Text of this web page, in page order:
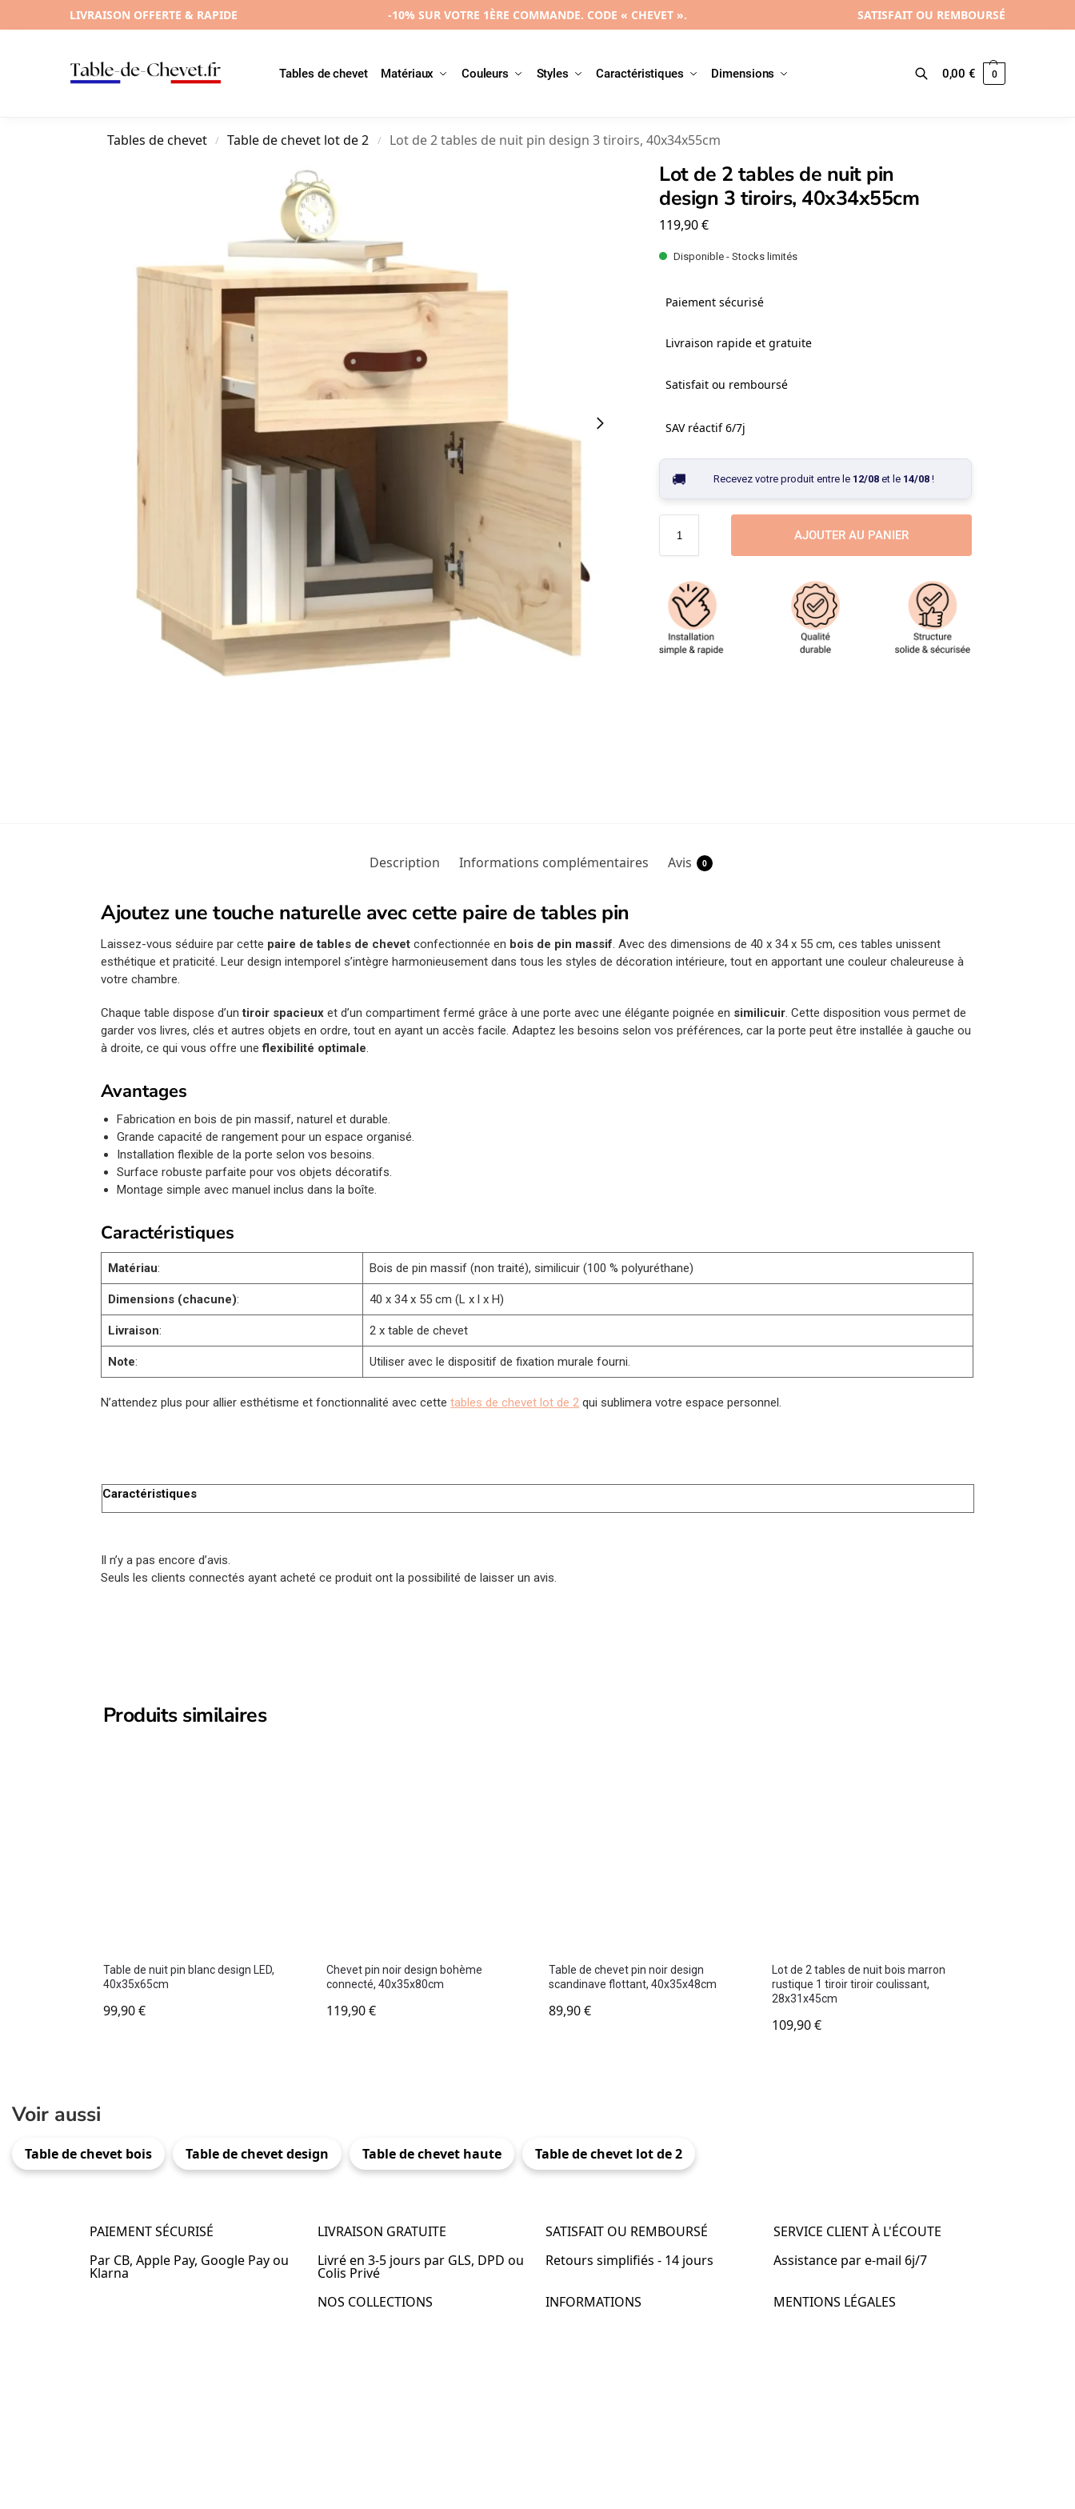
LIVRAISON OFFERTE & RAPIDE -10% SUR VOTRE 1ÈRE COMMANDE. CODE « CHEVET ». SATISFAIT OU REMBOURSÉ
Tables de chevet Matériaux Couleurs Styles Caractéristiques Dimensions
Recherche 0,00€ 0
Tables de chevet / Table de chevet lot de 2 / Lot de 2 tables de nuit pin design 3 tiroirs, 40x34x55cm
Lot de 2 tables de nuit pin
design 3 tiroirs, 40x34x55cm
119,90€
Disponible - Stocks limités
Paiement sécurisé
Livraison rapide et gratuite
Satisfait ou remboursé
SAV réactif 6/7j
Recevez votre produit entre le 12/08et le 14/08!
AJOUTER AU PANIER
Description Informations complémentaires Avis 0
Ajoutez une touche naturelle avec cette paire de tables pin
Laissez-vous séduire par cette paire de tables de chevet confectionnée en bois de pin massif. Avec des dimensions de 40 x 34 x 55 cm, ces tables unissent
esthétique et praticité. Leur design intemporel s’intègre harmonieusement dans tous les styles de décoration intérieure, tout en apportant une couleur chaleureuse à
votre chambre.
Chaque table dispose d’untiroir spacieux et d’un compartiment fermé grâce à une porte avec une élégante poignée en similicuir . Cette disposition vous permet de
garder vos livres, clés et autres objets en ordre, tout en ayant un accès facile. Adaptez les besoins selon vos préférences, car la porte peut être installée à gauche ou
à droite, ce qui vous offre uneflexibilité optimale
Avantages
Fabrication en bois de pin massif, naturel et durable.
Grande capacité de rangement pour un espace organisé.
Installation flexible de la porte selon vos besoins.
Surface robuste parfaite pour vos objets décoratifs.
Montage simple avec manuel inclus dans la boîte.
Caractéristiques
Matériau: Bois de pin massif (non traité), similicuir (100 % polyuréthane)
Dimensions (chacune): 40 x 34 x 55 cm (L x l x H)
Livraison: 2 x table de chevet
Note: Utiliser avec le dispositif de fixation murale fourni.
N’attendez plus pour allier esthétisme et fonctionnalité avec cettetables de chevet lot de 2 qui sublimera votre espace personnel.
Caractéristiques
Il n’y a pas encore d’avis.
Seuls les clients connectés ayant acheté ce produit ont la possibilité de laisser un avis.
Produits similaires
Table de nuit pin blanc design LED,
40x35x65cm
99,90€
Chevet pin noir design bohème
connecté, 40x35x80cm
119,90€
Table de chevet pin noir design
scandinave flottant, 40x35x48cm
89,90€
Lot de 2 tables de nuit bois marron
rustique 1 tiroir tiroir coulissant,
28x31x45cm
109,90€
Voir aussi
Table de chevet bois Table de chevet design Table de chevet haute Table de chevet lot de 2
PAIEMENT SÉCURISÉ
Par CB, Apple Pay, Google Pay ou
Klarna
LIVRAISON GRATUITE
Livré en 3-5 jours par GLS, DPD ou
Colis Privé
SATISFAIT OU REMBOURSÉ
Retours simplifiés - 14 jours
SERVICE CLIENT À L'ÉCOUTE
Assistance par e-mail 6j/7
NOS COLLECTIONS
INFORMATIONS
MENTIONS LÉGALES